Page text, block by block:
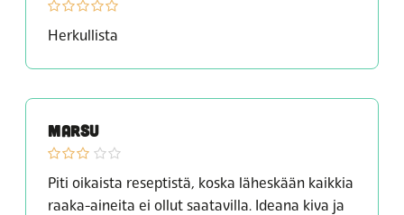
Herkullista
MARSU
Piti oikaista reseptistä, koska läheskään kaikkia
raaka-aineita ei ollut saatavilla. Ideana kiva ja